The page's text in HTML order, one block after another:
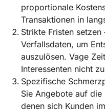
proportionale
Transaktionen in
Strikte Fristen setzen
Verfallsdaten, um
auszulösen. Vage
Interessenten nicht
Spezifische
Sie Angebote auf
denen sich Kunden